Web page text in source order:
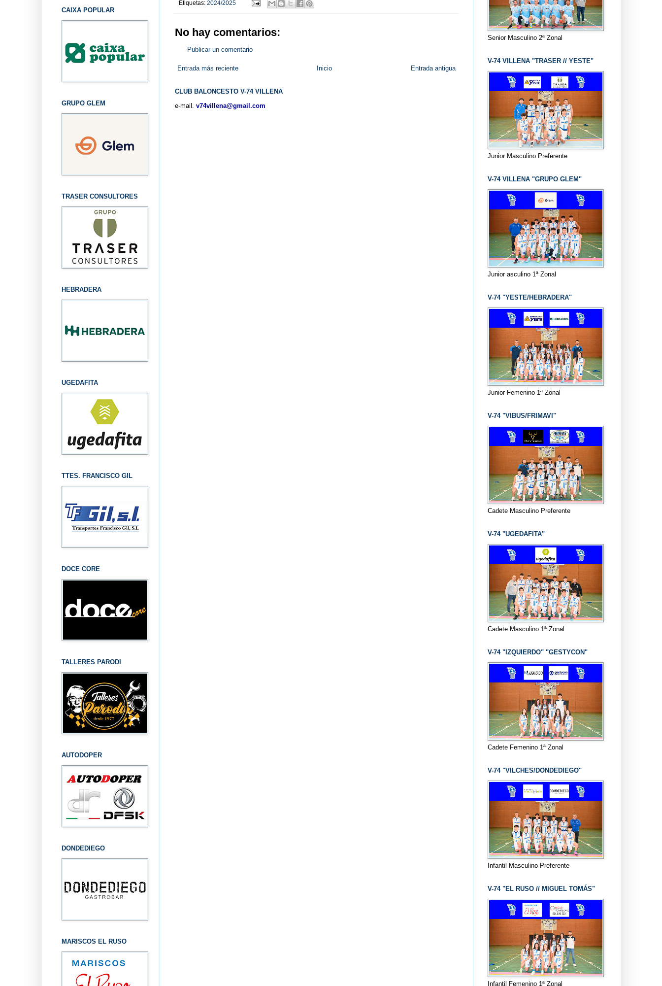
Etiquetas: 2024/2025
No hay comentarios:
Publicar un comentario
Entrada más reciente Entrada antigua
Inicio
CLUB BALONCESTO V-74 VILLENA
e-mail. v74villena@gmail.com
CAIXA POPULAR
GRUPO GLEM
TRASER CONSULTORES
HEBRADERA
UGEDAFITA
TTES. FRANCISCO GIL
DOCE CORE
TALLERES PARODI
AUTODOPER
DONDEDIEGO
MARISCOS EL RUSO
Senior Masculino 2ª Zonal
V-74 VILLENA "TRASER // YESTE"
Junior Masculino Preferente
V-74 VILLENA "GRUPO GLEM"
Junior asculino 1ª Zonal
V-74 "YESTE/HEBRADERA"
Junior Femenino 1ª Zonal
V-74 "VIBUS/FRIMAVI"
Cadete Masculino Preferente
V-74 "UGEDAFITA"
Cadete Masculino 1ª Zonal
V-74 "IZQUIERDO" "GESTYCON"
Cadete Femenino 1ª Zonal
V-74 "VILCHES/DONDEDIEGO"
Infantil Masculino Preferente
V-74 "EL RUSO // MIGUEL TOMÁS"
Infantil Femenino 1ª Zonal